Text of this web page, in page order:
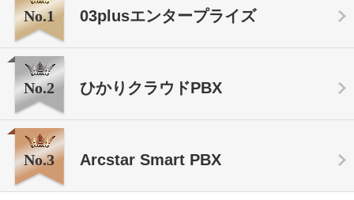
No.1 03plusエンタープライズ
No.2 ひかりクラウドPBX
No.3 Arcstar Smart PBX